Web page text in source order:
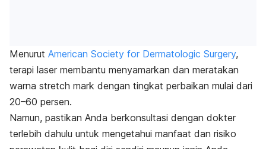
Menurut American Society for Dermatologic Surgery,
terapi laser membantu menyamarkan dan meratakan
warna stretch mark dengan tingkat perbaikan mulai dari
20–60 persen.
Namun, pastikan Anda berkonsultasi dengan dokter
terlebih dahulu untuk mengetahui manfaat dan risiko